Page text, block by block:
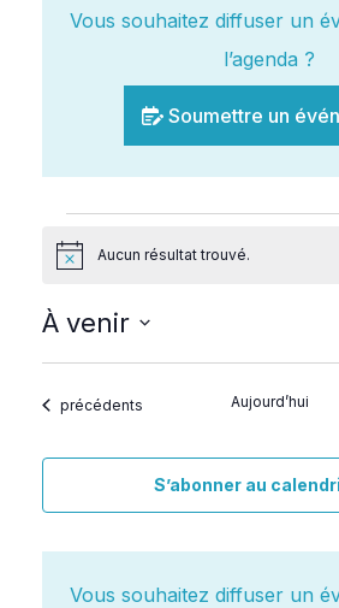
Vous souhaitez diffuser un
l’agenda ?
Soumettre un
NoticeAucun résultat trouvé.
À venir
Sélectionnez
la Évènements
précédents Aujourd’hui
S’abonner au
Vous souhaitez diffuser un